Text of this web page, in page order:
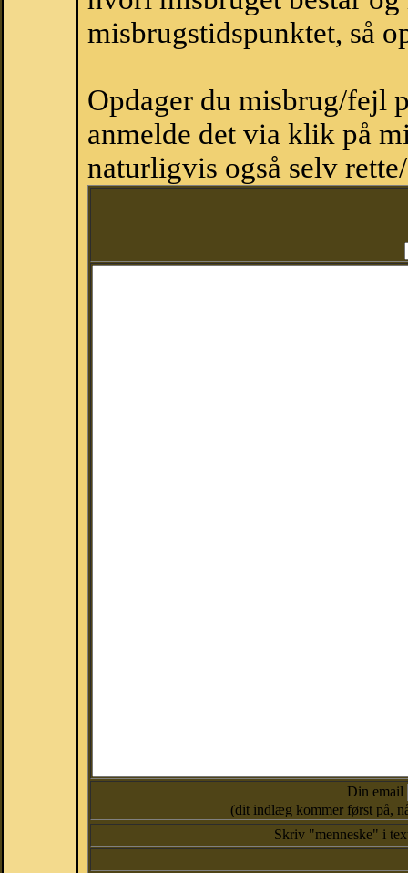
misbrugstidspunktet, så
Opdager du misbrug/fejl
anmelde det via klik på
naturligvis også selv
Din email
(dit indlæg kommer først på,
Skriv "menneske" i